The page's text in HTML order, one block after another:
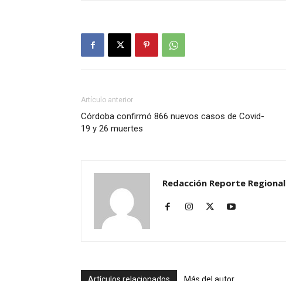
Artículo anterior
Córdoba confirmó 866 nuevos casos de Covid-
19 y 26 muertes
Redacción Reporte Regional